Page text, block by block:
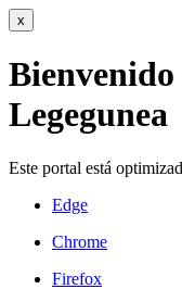
x
Legegunea
Este portal está
Edge
Chrome
Firefox